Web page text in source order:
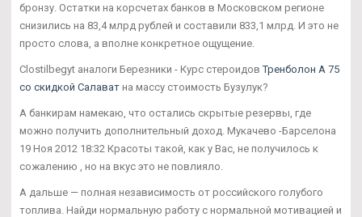
бронзу. Остатки на корсчетах банков в Московском регионе
снизились на 83,4 млрд рублей и составили 833,1 млрд. И это не
просто слова, а вполне конкретное ощущение.
Clostilbegyt аналоги Березники - Курс стероидовТренболон A 75
со скидкой Салават на массу стоимость Бузулук?
А банкирам намекаю, что остались скрытые резервы, где
можно получить дополнительный доход. Мукачево -Барселона
19 Ноя 2012 18:32 Красоты такой, как у Вас, не получилось к
сожалению , но на вкус это не повлияло.
А дальше — полная независимость от российского голубого
топлива. Найди нормальную работу с нормальной мотивацией и